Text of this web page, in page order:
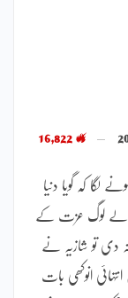
کہ گویا دنیا
والے لوگ عزت کے
دی تو شازیہ نے
انوکھی بات